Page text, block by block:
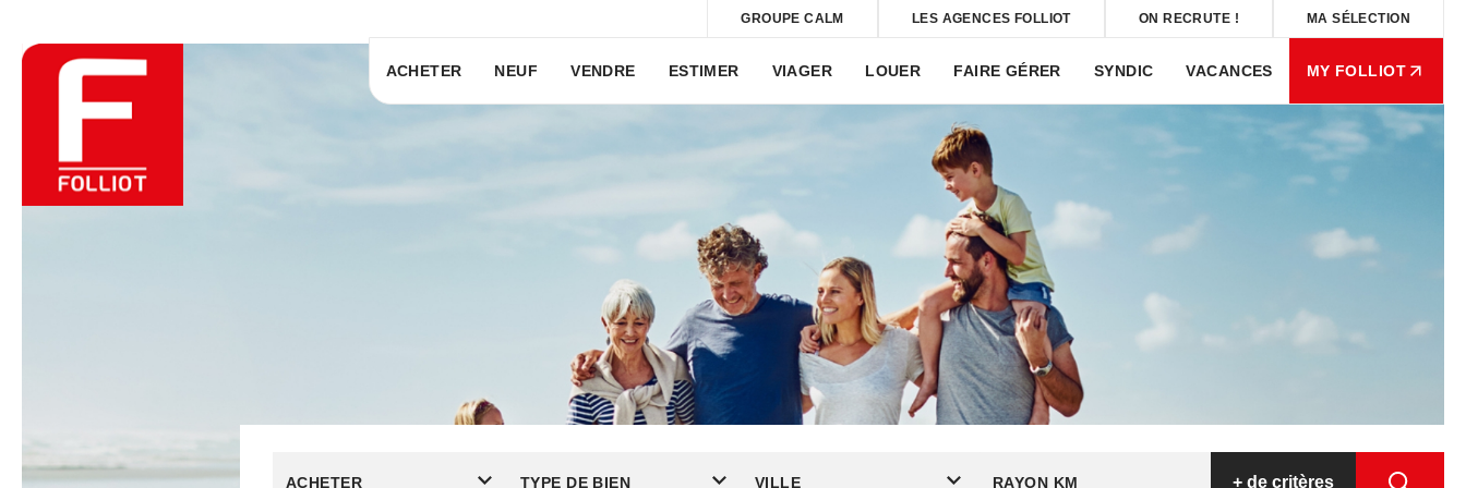
GROUPE CALM LES AGENCES FOLLIOT ON RECRUTE ! MA SÉLECTION
ACHETER NEUF VENDRE ESTIMER VIAGER LOUER FAIRE GÉRER SYNDIC VACANCES MY FOLLIOT
ACHETER TYPE DE BIEN VILLE RAYON KM + de critères